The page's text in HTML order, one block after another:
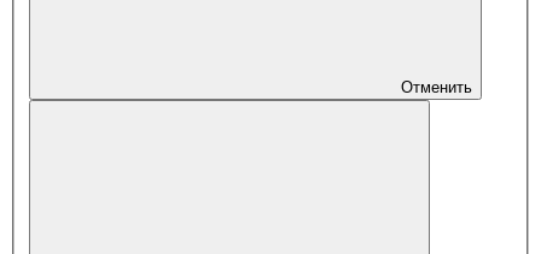
Отменить